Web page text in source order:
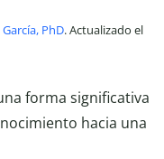
PhD. Actualizado el
forma significativa
hacia una